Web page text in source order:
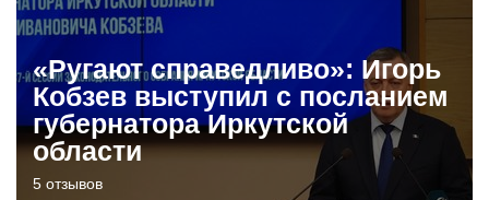
«Ругают справедливо»: Игорь
Кобзев выступил с посланием
губернатора Иркутской
области
5 отзывов